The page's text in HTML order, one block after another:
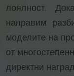
лоялност.
направим
моделите на
от
директни